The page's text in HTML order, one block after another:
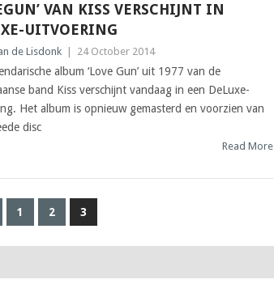
VAN KISS VERSCHIJNT IN
UIT​VOERING
de Lisdonk 24 October 2014
album ‘Love Gun’ uit 1977 van de
band Kiss verschijnt vandaag in een DeLuxe-
Het album is opnieuw gemasterd en voorzien van
disc
Read More
1 2 3